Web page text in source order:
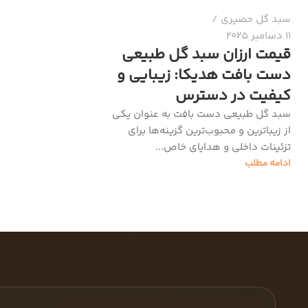
سبد گل حصیری
11 دسامبر 2025
قیمت ارزان سبد گل طبیعی
دست بافت هدیکا: زیبایی و
کیفیت در دسترس
سبد گل طبیعی دست بافت به عنوان یکی
از زیباترین و محبوب‌ترین گزینه‌ها برای
تزئینات داخلی و هدایای خاص...
ادامه مطلب